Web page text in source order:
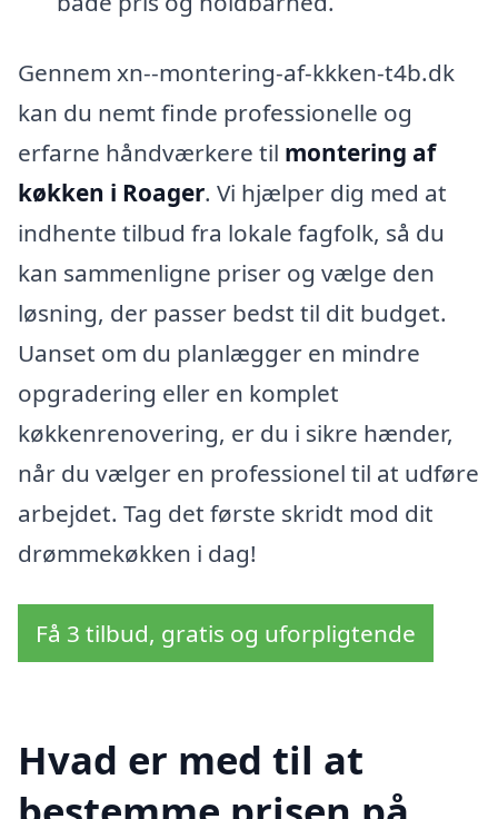
Gennem xn--montering-af-kkken-t4b.dk
kan du nemt finde professionelle og
erfarne håndværkere til montering af
køkken i Roager. Vi hjælper dig med at
indhente tilbud fra lokale fagfolk, så du
kan sammenligne priser og vælge den
løsning, der passer bedst til dit budget.
Uanset om du planlægger en mindre
opgradering eller en komplet
køkkenrenovering, er du i sikre hænder,
når du vælger en professionel til at udføre
arbejdet. Tag det første skridt mod dit
drømmekøkken i dag!
Få 3 tilbud, gratis og uforpligtende
Hvad er med til at